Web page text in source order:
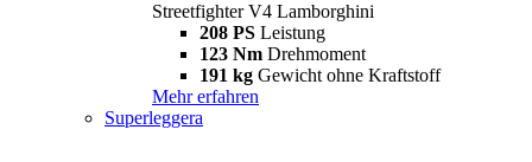
Streetfighter V4 Lamborghini
208 PS Leistung
123 Nm Drehmoment
191 kg Gewicht ohne Kraftstoff
Mehr erfahren
Superleggera